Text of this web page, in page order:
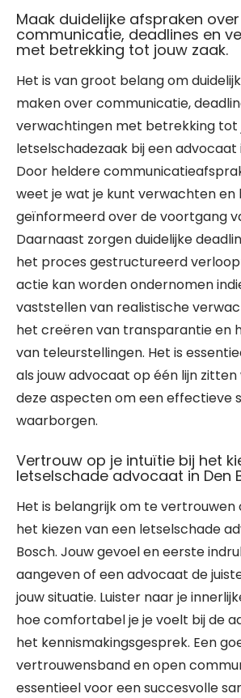
Maak duidelijke afspraken over
communicatie, deadlines en
met betrekking tot jouw zaak.
Het is van groot belang om
maken over communicatie,
verwachtingen met betrekking tot
letselschadezaak bij een advocaat
Door heldere
weet je wat je kunt verwachten en
geïnformeerd over de voortgang
Daarnaast zorgen duidelijke
het proces gestructureerd
actie kan worden ondernomen
vaststellen van realistische
het creëren van transparantie en
van teleurstellingen. Het is
als jouw advocaat op één lijn
deze aspecten om een effectieve
waarborgen.
Vertrouw op je intuïtie bij het
letselschade advocaat in Den
Het is belangrijk om te vertrouwen
het kiezen van een letselschade
Bosch. Jouw gevoel en eerste
aangeven of een advocaat de
jouw situatie. Luister naar je
hoe comfortabel je je voelt bij de
het kennismakingsgesprek. Een
vertrouwensband en open
essentieel voor een succesvolle